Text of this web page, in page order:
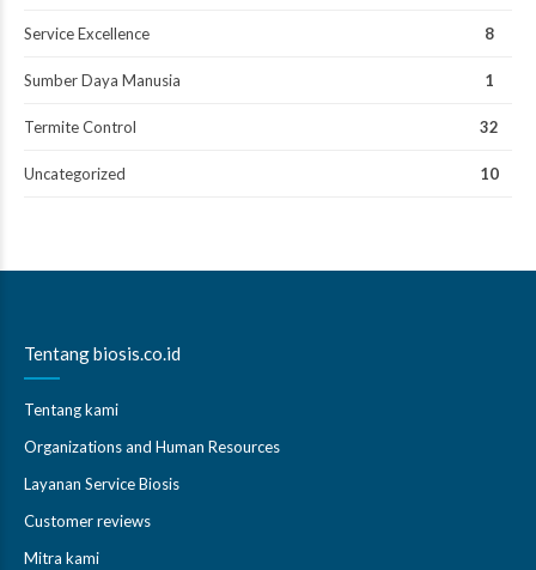
Service Excellence 8
Sumber Daya Manusia 1
Termite Control 32
Uncategorized 10
Tentang biosis.co.id
Tentang kami
Organizations and Human Resources
Layanan Service Biosis
Customer reviews
Mitra kami